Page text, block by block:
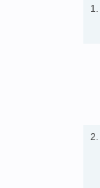
1.
2.